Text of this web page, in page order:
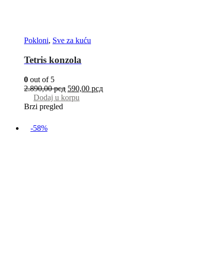
Pokloni, Sve za kuću
Tetris konzola
0 out of 5
2.890,00рсд 590,00 рсд
Dodaj u korpu
Brzi pregled
-58%